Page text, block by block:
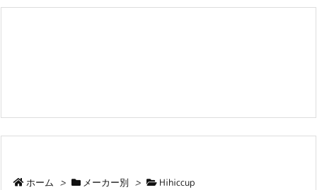
ホーム > メーカー別 > Hihiccup